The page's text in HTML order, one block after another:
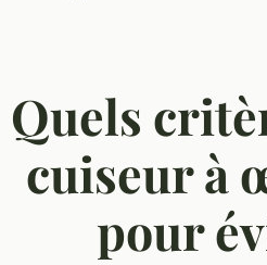
Quels
cuiseur à
pour